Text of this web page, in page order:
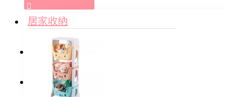
居家收納
登入